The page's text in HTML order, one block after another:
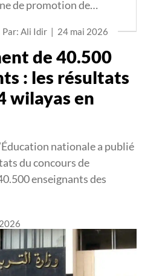
de promotion de…
Par: Ali Idir | 24 mai 2026
de 40.500
: les résultats
wilayas en
nationale a publié
du concours de
enseignants des